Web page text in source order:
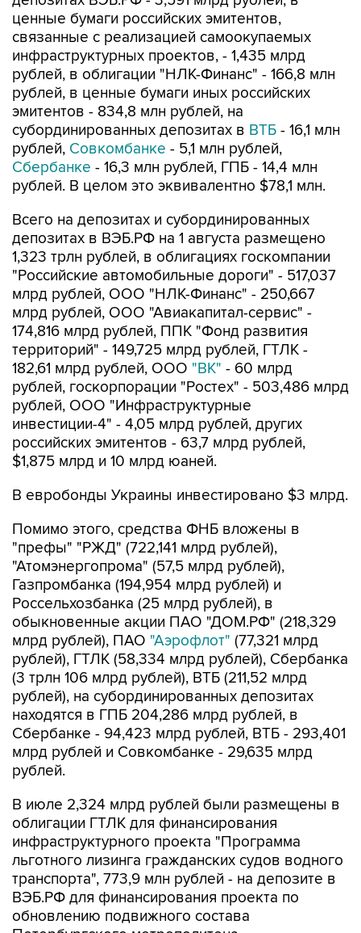
ценные бумаги российских эмитентов,
связанные с реализацией самоокупаемых
инфраструктурных проектов, - 1,435 млрд
рублей, в облигации "НЛК-Финанс" - 166,8 млн
рублей, в ценные бумаги иных российских
эмитентов - 834,8 млн рублей, на
субординированных депозитах в ВТБ - 16,1 млн
рублей, Совкомбанке - 5,1 млн рублей,
Сбербанке - 16,3 млн рублей, ГПБ - 14,4 млн
рублей. В целом это эквивалентно $78,1 млн.
Всего на депозитах и субординированных
депозитах в ВЭБ.РФ на 1 августа размещено
1,323 трлн рублей, в облигациях госкомпании
"Российские автомобильные дороги" - 517,037
млрд рублей, ООО "НЛК-Финанс" - 250,667
млрд рублей, ООО "Авиакапитал-сервис" -
174,816 млрд рублей, ППК "Фонд развития
территорий" - 149,725 млрд рублей, ГТЛК -
182,61 млрд рублей, ООО "ВК" - 60 млрд
рублей, госкорпорации "Ростех" - 503,486 млрд
рублей, ООО "Инфраструктурные
инвестиции-4" - 4,05 млрд рублей, других
российских эмитентов - 63,7 млрд рублей,
$1,875 млрд и 10 млрд юаней.
В евробонды Украины инвестировано $3 млрд.
Помимо этого, средства ФНБ вложены в
"префы" "РЖД" (722,141 млрд рублей),
"Атомэнергопрома" (57,5 млрд рублей),
Газпромбанка (194,954 млрд рублей) и
Россельхозбанка (25 млрд рублей), в
обыкновенные акции ПАО "ДОМ.РФ" (218,329
млрд рублей), ПАО "Аэрофлот" (77,321 млрд
рублей), ГТЛК (58,334 млрд рублей), Сбербанка
(3 трлн 106 млрд рублей), ВТБ (211,52 млрд
рублей), на субординированных депозитах
находятся в ГПБ 204,286 млрд рублей, в
Сбербанке - 94,423 млрд рублей, ВТБ - 293,401
млрд рублей и Совкомбанке - 29,635 млрд
рублей.
В июле 2,324 млрд рублей были размещены в
облигации ГТЛК для финансирования
инфраструктурного проекта "Программа
льготного лизинга гражданских судов водного
транспорта", 773,9 млн рублей - на депозите в
ВЭБ.РФ для финансирования проекта по
обновлению подвижного состава